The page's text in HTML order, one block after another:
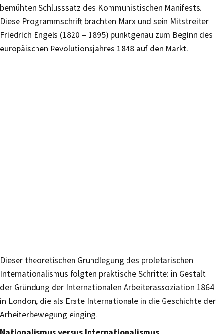
bemühten Schlusssatz des Kommunistischen Manifests.
Diese Programmschrift brachten Marx und sein Mitstreiter
Friedrich Engels (1820 – 1895) punktgenau zum Beginn des
europäischen Revolutionsjahres 1848 auf den Markt.
Dieser theoretischen Grundlegung des proletarischen
Internationalismus folgten praktische Schritte: in Gestalt
der Gründung der Internationalen Arbeiterassoziation 1864
in London, die als Erste Internationale in die Geschichte der
Arbeiterbewegung einging.